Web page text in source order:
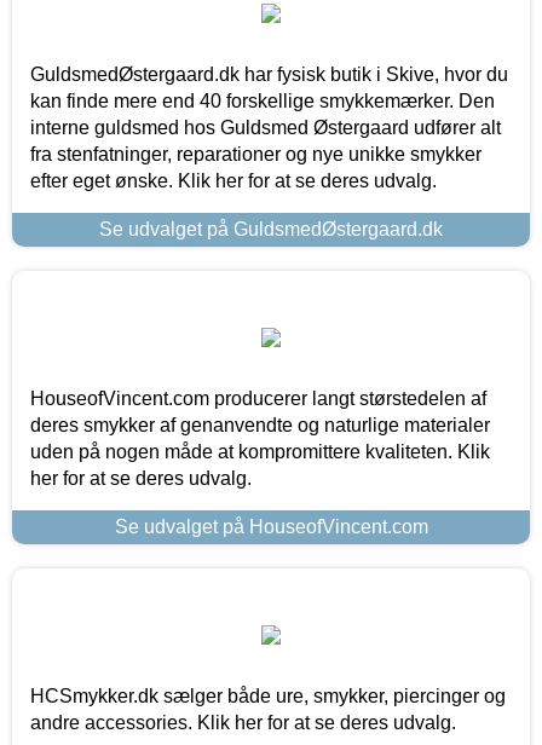
GuldsmedØstergaard.dk har fysisk butik i Skive, hvor du
kan finde mere end 40 forskellige smykkemærker. Den
interne guldsmed hos Guldsmed Østergaard udfører alt
fra stenfatninger, reparationer og nye unikke smykker
efter eget ønske. Klik her for at se deres udvalg.
Se udvalget på GuldsmedØstergaard.dk
HouseofVincent.com producerer langt størstedelen af
deres smykker af genanvendte og naturlige materialer
uden på nogen måde at kompromittere kvaliteten. Klik
her for at se deres udvalg.
Se udvalget på HouseofVincent.com
HCSmykker.dk sælger både ure, smykker, piercinger og
andre accessories. Klik her for at se deres udvalg.